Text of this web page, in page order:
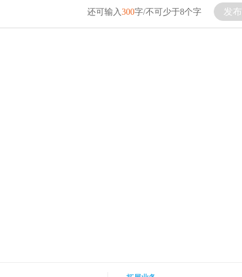
还可输入 300字/不可少于8个字 发